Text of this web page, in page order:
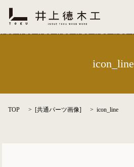
icon_line
TOP [共通パーツ画像] icon_line